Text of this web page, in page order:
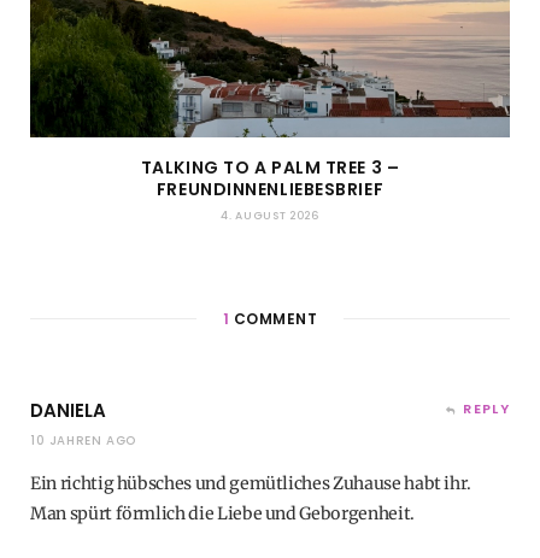
TALKING TO A PALM TREE 3 –
FREUNDINNENLIEBESBRIEF
4. AUGUST 2026
1 COMMENT
DANIELA
10 JAHREN AGO
REPLY
Ein richtig hübsches und gemütliches Zuhause habt ihr.
Man spürt förmlich die Liebe und Geborgenheit.